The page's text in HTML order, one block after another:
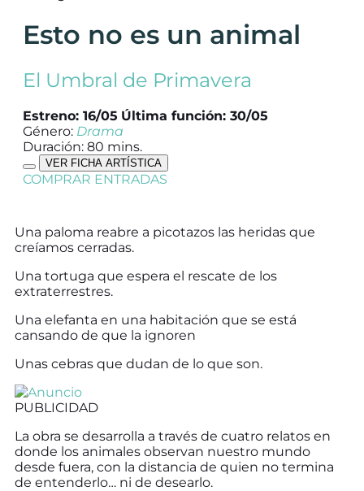
Esto no es un animal
El Umbral de Primavera
Estreno: 16/05 Última función: 30/05
Género: Drama
Duración: 80 mins.
VER FICHA ARTÍSTICA
COMPRAR ENTRADAS
Una paloma reabre a picotazos las heridas que
creíamos cerradas.
Una tortuga que espera el rescate de los
extraterrestres.
Una elefanta en una habitación que se está
cansando de que la ignoren
Unas cebras que dudan de lo que son.
PUBLICIDAD
La obra se desarrolla a través de cuatro relatos en
donde los animales observan nuestro mundo
desde fuera, con la distancia de quien no termina
de entenderlo… ni de desearlo.